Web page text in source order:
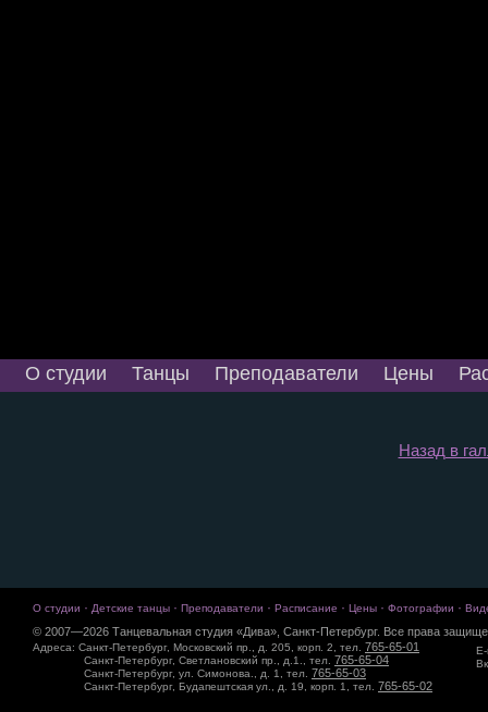
О студии Танцы Преподаватели Цены
Назад в
О студии · Детские танцы · Преподаватели · Расписание · Цены · Фотографии ·
© 2007—2026 Танцевальная студия «Дива», Санкт-Петербург. Все права
Адреса: Санкт-Петербург, Московский пр., д. 205, корп. 2, тел. 765-65-01
Санкт-Петербург, Светлановский пр., д.1., тел. 765-65-04
Санкт-Петербург, ул. Симонова., д. 1, тел. 765-65-03
Санкт-Петербург, Будапештская ул., д. 19, корп. 1, тел. 765-65-02